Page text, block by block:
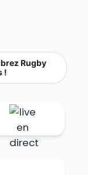
Rugby
!